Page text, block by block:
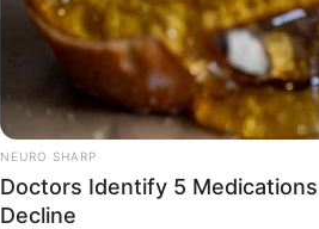
NEURO SHARP
Doctors Identify 5
Decline